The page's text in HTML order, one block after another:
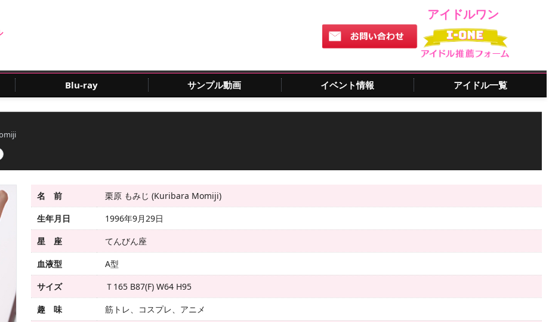
アイドルワン
Blu-ray サンプル動画 イベント情報 アイドル一覧
名 前
栗原 もみじ (Kuribara Momiji)
生年月日
1996年9月29日
星 座
てんびん座
血液型
A型
サイズ
Ｔ165 B87(F) W64 H95
趣 味
筋トレ、コスプレ、アニメ